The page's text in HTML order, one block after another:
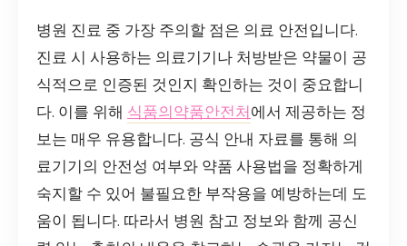
병원 진료 중 가장 주의할 점은 의료 안전입니다.
진료 시 사용하는 의료기기나 처방받은 약물이 공
식적으로 인증된 것인지 확인하는 것이 중요합니
다. 이를 위해 식품의약품안전처에서 제공하는 정
보는 매우 유용합니다. 공식 안내 자료를 통해 의
료기기의 안전성 여부와 약품 사용법을 정확하게
숙지할 수 있어 불필요한 부작용을 예방하는데 도
움이 됩니다. 따라서 병원 참고 정보와 함께 공신